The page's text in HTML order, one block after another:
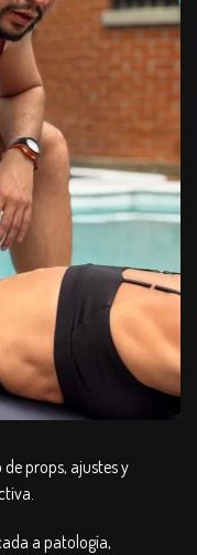
de props, ajustes y
a patología,